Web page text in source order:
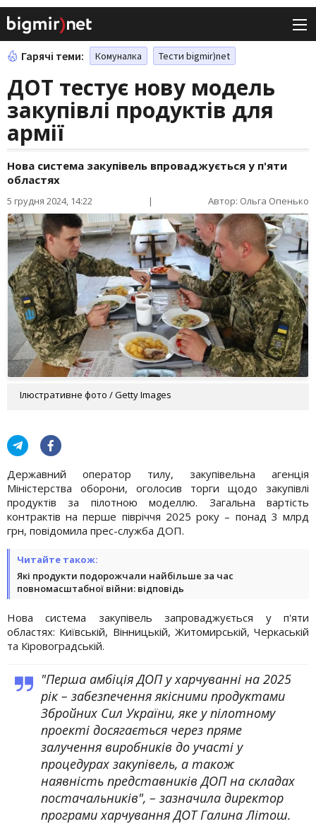
Гарячі теми: Комуналка Тести bigmir)net
ДОТ тестує нову модель
закупівлі продуктів для
армії
Нова система закупівель впроваджується у п'яти
областях
5 грудня 2024, 14:22 | Автор: Ольга Опенько
Ілюстративне фото / Getty Images
Державний оператор тилу, закупівельна агенція
Міністерства оборони, оголосив торги щодо закупівлі
продуктів за пілотною моделлю. Загальна вартість
контрактів на перше півріччя 2025 року – понад 3 млрд
грн, повідомила прес-служба ДОП.
Читайте також:
Які продукти подорожчали найбільше за час
повномасштабної війни: відповідь
Нова система закупівель запроваджується у п'яти
областях: Київській, Вінницькій, Житомирській, Черкаській
та Кіровоградській.
"Перша амбіція ДОП у харчуванні на 2025
рік – забезпечення якісними продуктами
Збройних Сил України, яке у пілотному
проекті досягається через пряме
залучення виробників до участі у
процедурах закупівель, а також
наявність представників ДОП на складах
постачальників", – зазначила директор
програми харчування ДОТ Галина Літош.